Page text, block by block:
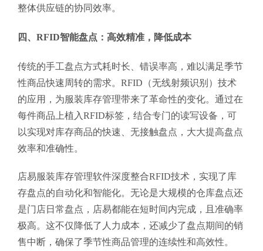
整体供应链的协同效率。
四、RFID智能盘点：高效精准，降低成本
传统的手工盘点方式耗时长、错误率高，难以满足季节
性商品快速周转的需求。RFID（无线射频识别）技术
的应用，为服装库存管理带来了革命性的变化。通过在
每件商品上植入RFID标签，结合专门的读写设备，可
以实现对库存商品的快速、无接触盘点，大大提高盘点
效率和准确性。
店易服装库存管理软件深度整合RFID技术，实现了库
存盘点的自动化和智能化。无论是大规模的仓库盘点还
是门店日常盘点，店易都能在短时间内完成，且准确率
极高。这不仅降低了人力成本，还减少了盘点期间的销
售中断，确保了季节性商品管理的连续性和高效性。